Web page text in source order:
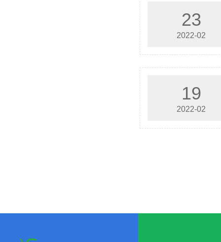
23
2022-02
19
2022-02